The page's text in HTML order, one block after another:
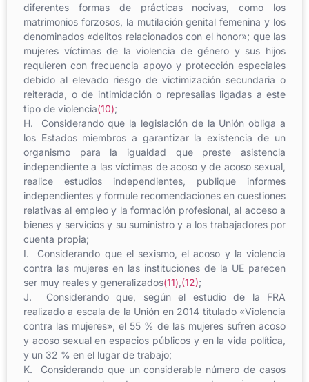
diferentes formas de prácticas nocivas, como los
matrimonios forzosos, la mutilación genital femenina y los
denominados «delitos relacionados con el honor»; que las
mujeres víctimas de la violencia de género y sus hijos
requieren con frecuencia apoyo y protección especiales
debido al elevado riesgo de victimización secundaria o
reiterada, o de intimidación o represalias ligadas a este
tipo de violencia(10);
H. Considerando que la legislación de la Unión obliga a
los Estados miembros a garantizar la existencia de un
organismo para la igualdad que preste asistencia
independiente a las víctimas de acoso y de acoso sexual,
realice estudios independientes, publique informes
independientes y formule recomendaciones en cuestiones
relativas al empleo y la formación profesional, al acceso a
bienes y servicios y su suministro y a los trabajadores por
cuenta propia;
I. Considerando que el sexismo, el acoso y la violencia
contra las mujeres en las instituciones de la UE parecen
ser muy reales y generalizados(11),(12);
J. Considerando que, según el estudio de la FRA
realizado a escala de la Unión en 2014 titulado «Violencia
contra las mujeres», el 55 % de las mujeres sufren acoso
y acoso sexual en espacios públicos y en la vida política,
y un 32 % en el lugar de trabajo;
K. Considerando que un considerable número de casos